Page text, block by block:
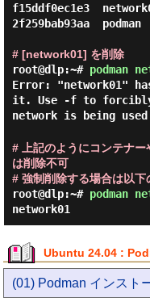
f15ddf0ec1e3
2f259bab93aa
# [network01] を削除
root@dlp:~# podman
Error: "network01"
it. Use -f to forcibly
network is being used
# 上記のようにコンテナ
は削除不可
# 強制削除する場合は以
root@dlp:~# podman
network01
Ubuntu 24.04 :
(01) Podman インスト